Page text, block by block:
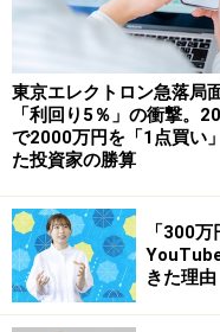
ページとも一緒に表示
また他社サイトだと
ド、比較チャートな
たりインストールが
ート画面ですべてを閲
※記載されている情報
らの情報です。
東京エレクトロン急落局
「利回り5％」の衝撃。
で2000万円を「1点買い
た投資家の勝算
「300
きた理由